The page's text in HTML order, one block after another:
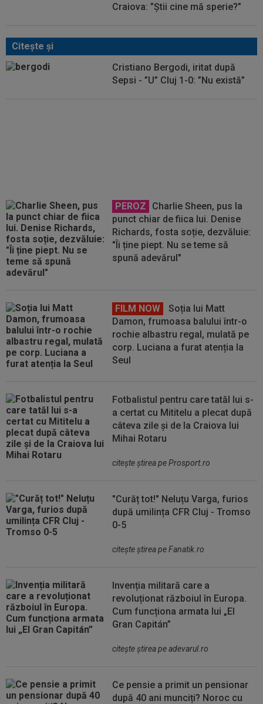
Craiova: ”Știi cine mă sperie?”
Citeşte şi
Cristiano Bergodi, iritat după
Sepsi - ”U” Cluj 1-0: ”Nu există”
PEROZ
Charlie Sheen, pus la
punct chiar de fiica lui. Denise
Richards, fosta soție, dezvăluie:
"Îi ține piept. Nu se teme să
spună adevărul"
FILM NOW
Soția lui Matt
Damon, frumoasa balului într-o
rochie albastru regal, mulată pe
corp. Luciana a furat atenția la
Seul
Fotbalistul pentru care tatăl lui s-
a certat cu Mititelu a plecat după
câteva zile și de la Craiova lui
Mihai Rotaru
citeşte ştirea pe Prosport.ro
"Curăț tot!" Neluțu Varga, furios
după umilința CFR Cluj - Tromso
0-5
citeşte ştirea pe Fanatik.ro
Invenția militară care a
revoluționat războiul în Europa.
Cum funcționa armata lui „El
Gran Capitán”
citeşte ştirea pe adevarul.ro
Ce pensie a primit un pensionar
după 40 ani munciți? Noroc cu